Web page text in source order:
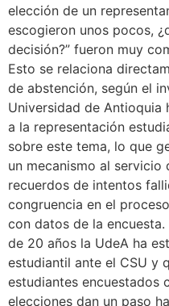
elección de un
escogieron unos pocos,
decisión?” fueron muy
Esto se relaciona
de abstención, según el
Universidad de
a la representación
sobre este tema, lo que
un mecanismo al servicio
recuerdos de intentos
congruencia en el
con datos de la
de 20 años la UdeA ha
estudiantil ante el CSU y
estudiantes encuestados
elecciones dan un paso